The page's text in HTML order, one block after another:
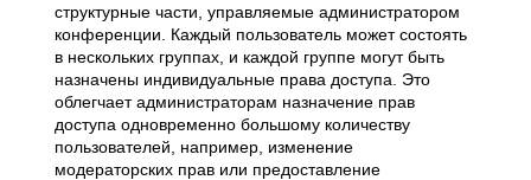
структурные части, управляемые администратором
конференции. Каждый пользователь может состоять
в нескольких группах, и каждой группе могут быть
назначены индивидуальные права доступа. Это
облегчает администраторам назначение прав
доступа одновременно большому количеству
пользователей, например, изменение
модераторских прав или предоставление